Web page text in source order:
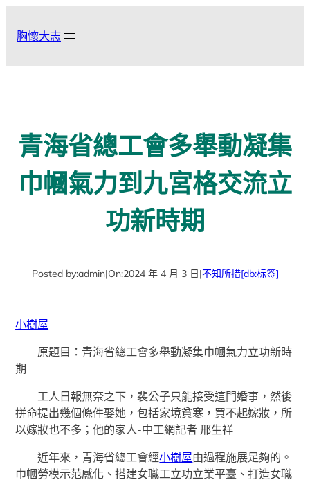
胸懷大志
青海省總工會多舉動凝集
巾幗氣力到九宮格交流立
功新時期
Posted by:admin|On:2024 年 4 月 3 日|不知所措[db:标签]
小樹屋
原題目：青海省總工會多舉動凝集巾幗氣力立功新時
期
工人日報無奈之下，裴公子只能接受這門婚事，然後
拼命提出幾個條件娶她，包括家境貧寒，買不起嫁妝，所
以嫁妝也不多；他的家人-中工網記者 邢生祥
近年來，青海省總工會經小樹屋由過程施展足夠的。
巾幗勞模示范感化、搭建女職工立功立業平臺、打造女職